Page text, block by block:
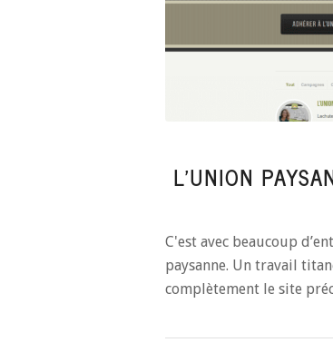
L’UNION
C'est avec beaucoup
paysanne. Un travail
complètement le site